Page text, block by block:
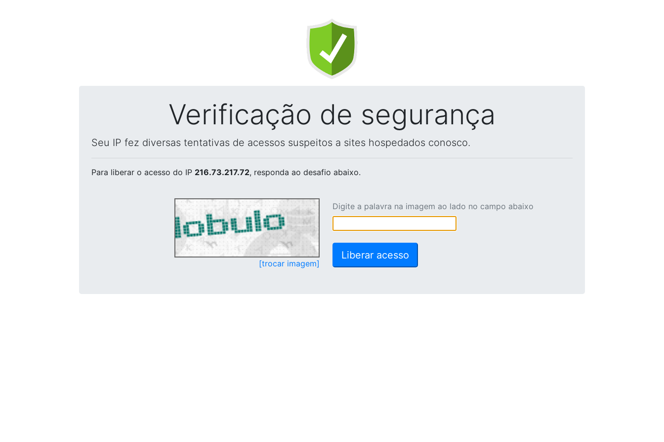
Verificação de segurança
Seu IP fez diversas tentativas de acessos suspeitos a sites hospedados conosco.
Para liberar o acesso do IP 216.73.217.72, responda ao desafio abaixo.
[trocar imagem]
Digite a palavra na imagem ao lado no campo abaixo